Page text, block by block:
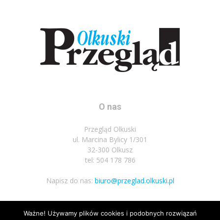
O nas
Przegląd Olkuski
ul. Marcina Bylicy 1/301
32-300 Olkusz
tel: 504 178 786
Napisz do nas: biuro@przeglad.olkuski.pl
Podążaj za nami
Ważne! Używamy plików cookies i podobnych rozwiązań